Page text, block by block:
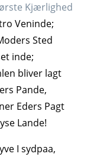
Kjærlighed
Veninde;
Sted
inde;
bliver lagt
Pande,
Eders Pagt
Lande!
I sydpaa,